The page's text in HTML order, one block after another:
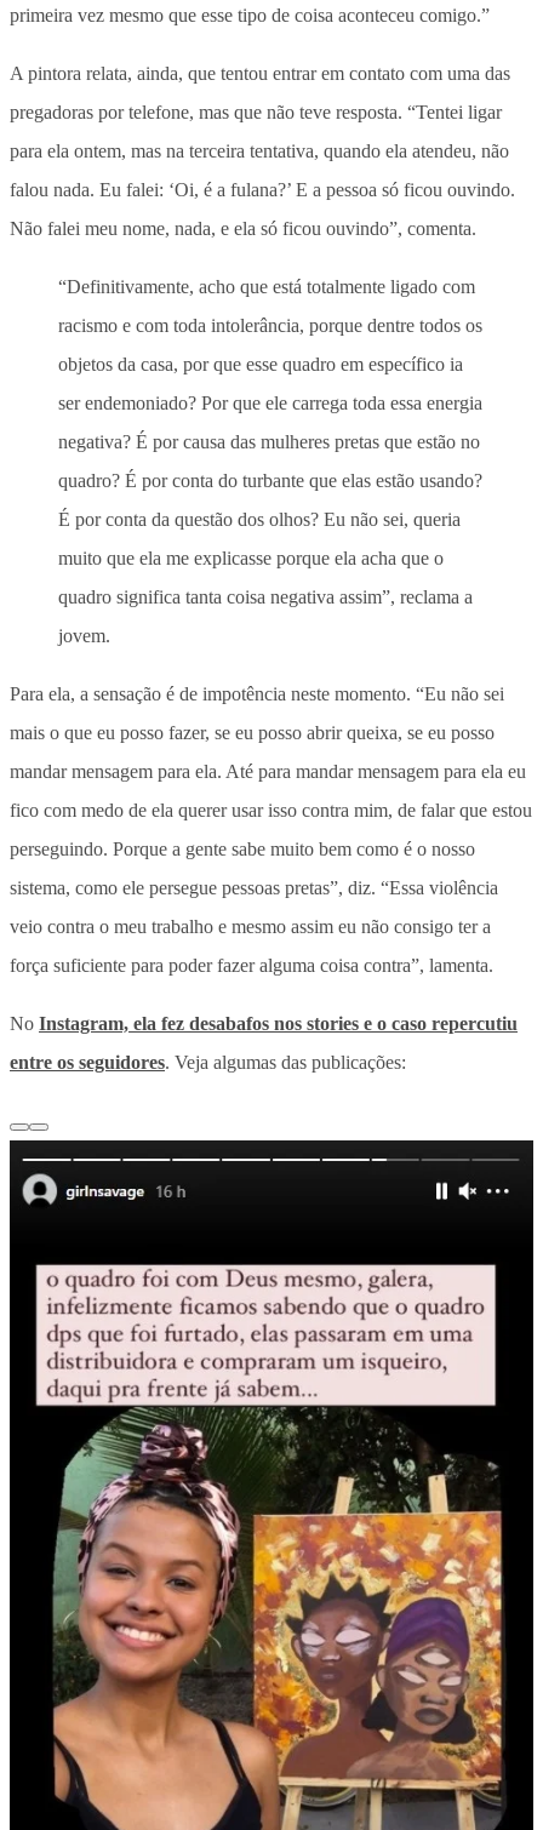
primeira vez mesmo que esse tipo de coisa aconteceu comigo.”
A pintora relata, ainda, que tentou entrar em contato com uma das
pregadoras por telefone, mas que não teve resposta. “Tentei ligar
para ela ontem, mas na terceira tentativa, quando ela atendeu, não
falou nada. Eu falei: ‘Oi, é a fulana?’ E a pessoa só ficou ouvindo.
Não falei meu nome, nada, e ela só ficou ouvindo”, comenta.
“Definitivamente, acho que está totalmente ligado com
racismo e com toda intolerância, porque dentre todos os
objetos da casa, por que esse quadro em específico ia
ser endemoniado? Por que ele carrega toda essa energia
negativa? É por causa das mulheres pretas que estão no
quadro? É por conta do turbante que elas estão usando?
É por conta da questão dos olhos? Eu não sei, queria
muito que ela me explicasse porque ela acha que o
quadro significa tanta coisa negativa assim”, reclama a
jovem.
Para ela, a sensação é de impotência neste momento. “Eu não sei
mais o que eu posso fazer, se eu posso abrir queixa, se eu posso
mandar mensagem para ela. Até para mandar mensagem para ela eu
fico com medo de ela querer usar isso contra mim, de falar que estou
perseguindo. Porque a gente sabe muito bem como é o nosso
sistema, como ele persegue pessoas pretas”, diz. “Essa violência
veio contra o meu trabalho e mesmo assim eu não consigo ter a
força suficiente para poder fazer alguma coisa contra”, lamenta.
No Instagram, ela fez desabafos nos stories e o caso repercutiu
entre os seguidores. Veja algumas das publicações: